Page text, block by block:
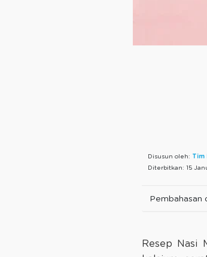
Disusun oleh: Tim
Diterbitkan: 15
Pembahasan
Resep Nasi